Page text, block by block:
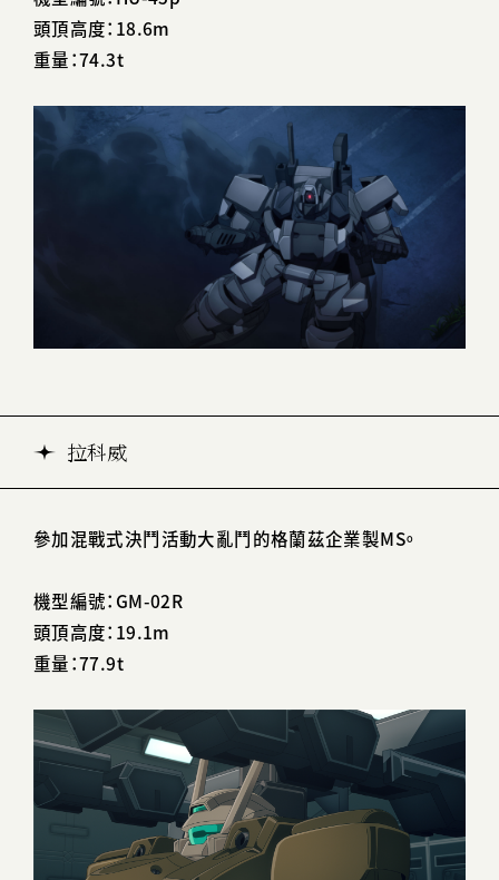
頭頂高度：18.6m
重量：74.3t
拉科威
參加混戰式決鬥活動大亂鬥的格蘭茲企業製MS。
機型編號：GM-02R
頭頂高度：19.1m
重量：77.9t